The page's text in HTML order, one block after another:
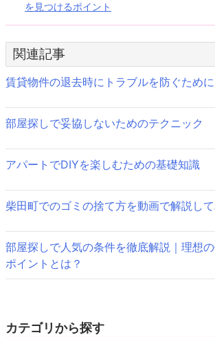
ナ
ビ
ゲ
ー
シ
ョ
を見つけるポイント
関連記事
賃貸物件の退去時にトラブルを防ぐために
部屋探しで妥協しないためのテクニック
アパートでDIYを楽しむための基礎知識
柴田町でのゴミの捨て方を動画で解説し
部屋探しで人気の条件を徹底解説｜理想
ポイントとは？
カテゴリから探す